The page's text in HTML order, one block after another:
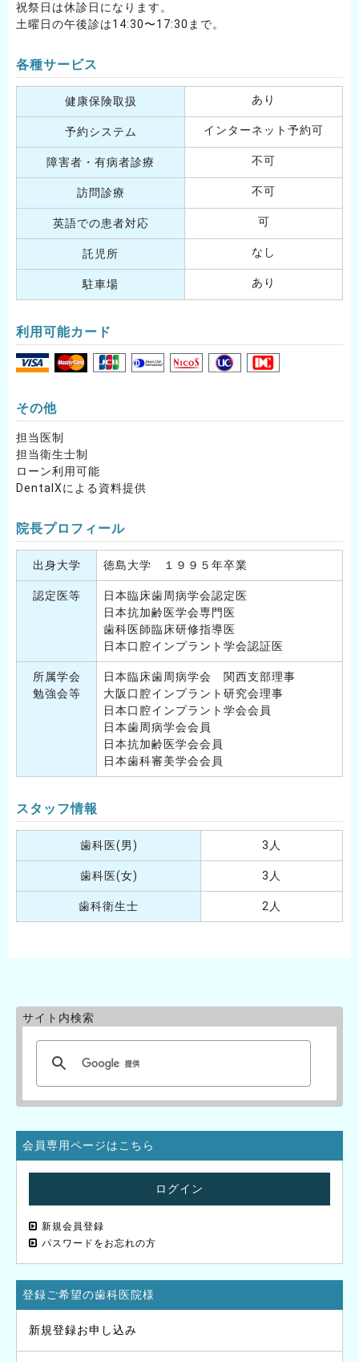
祝祭日は休診日になります。
土曜日の午後診は14:30〜17:30まで。
各種サービス
健康保険取扱 あり
予約システム インターネット予約可
障害者・有病者診療 不可
訪問診療 不可
英語での患者対応 可
託児所 なし
駐車場 あり
利用可能カード
その他
担当医制
担当衛生士制
ローン利用可能
DentalXによる資料提供
院長プロフィール
出身大学 徳島大学 １９９５年卒業
認定医等
日本臨床歯周病学会認定医
日本抗加齢医学会専門医
歯科医師臨床研修指導医
日本口腔インプラント学会認証医
所属学会
勉強会等
日本臨床歯周病学会 関西支部理事
大阪口腔インプラント研究会理事
日本口腔インプラント学会会員
日本歯周病学会会員
日本抗加齢医学会会員
日本歯科審美学会会員
スタッフ情報
歯科医(男) 3人
歯科医(女) 3人
歯科衛生士 2人
サイト内検索
会員専用ページはこちら
ログイン
新規会員登録
パスワードをお忘れの方
登録ご希望の歯科医院様
新規登録お申し込み